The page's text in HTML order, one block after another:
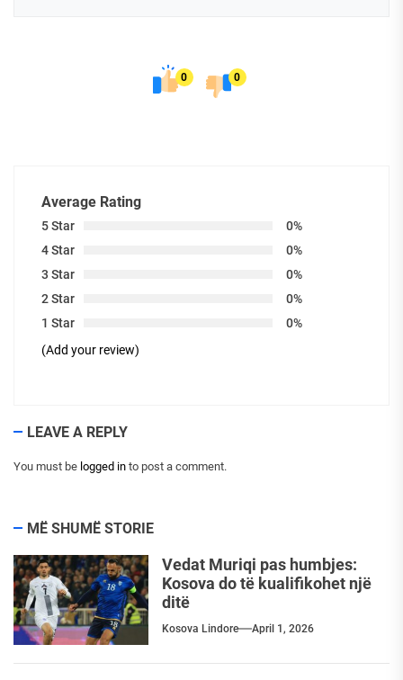
0 0
Average Rating
5 Star
0%
4 Star
0%
3 Star
0%
2 Star
0%
1 Star
0%
(Add your review)
LEAVE A REPLY
You must be logged in to post a comment.
MË SHUMË STORIE
Vedat Muriqi pas humbjes:
Kosova do të kualifikohet një
ditë
Kosova Lindore April 1, 2026